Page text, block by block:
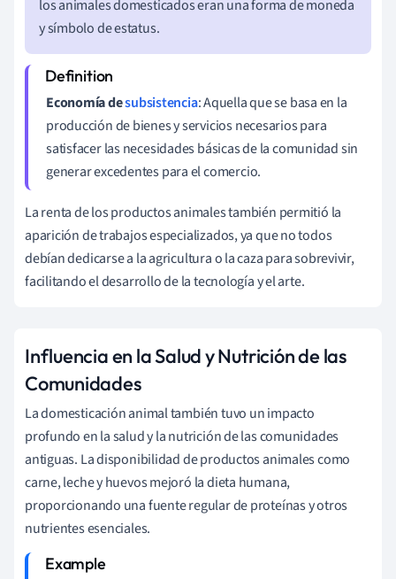
los animales domesticados eran una forma de moneda
y símbolo de estatus.
Economía desubsistencia: Aquella que se basa en la
producción de bienes y servicios necesarios para
satisfacer las necesidades básicas de la comunidad sin
generar excedentes para el comercio.
La renta de los productos animales también permitió la
aparición de trabajos especializados, ya que no todos
debían dedicarse a la agricultura o la caza para sobrevivir,
facilitando el desarrollo de la tecnología y el arte.
Influencia en la Salud y Nutrición de las
Comunidades
La domesticación animal también tuvo un impacto
profundo en la salud y la nutrición de las comunidades
antiguas. La disponibilidad de productos animales como
carne, leche y huevos mejoró la dieta humana,
proporcionando una fuente regular de proteínas y otros
nutrientes esenciales.